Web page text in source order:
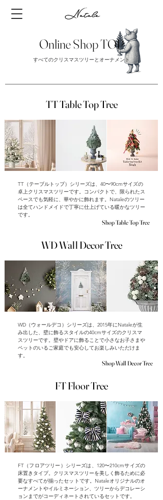
Online Shop TOP
すべてのクリスマスツリーとオーナメント
TT Table Top Tree
TT（テーブルトップ）シリーズは、40〜90cmサイズの
卓上クリスマスツリーです。コンパクトで、限られたス
ペースでも気軽に、華やかに飾れます。Nataleのツリー
は全てハンドメイドで丁寧に仕上げている暖かなツリー
です。
Shop Table Top Tree
WD Wall Decor Tree
WD（ウォールデコ）シリーズは、2015年にNataleが生
み出した、壁に飾るスタイルの40cmサイズのクリスマ
スツリーです。壁やドアに飾ることで小さなお子さまや
ペットのいるご家庭でも安心してお楽しみいただけま
す。
Shop Wall Decor Tree
FT Floor Tree
FT（フロアツリー）シリーズは、120〜210cmサイズの
床置きタイプ。クリスマスツリーを美しく飾るために必
要なすべてが揃ったセットです。Nataleオリジナルのオ
ーナメントやイルミネーション、ツリーからデコレーシ
ョンまでがコーディネートされているセットです。